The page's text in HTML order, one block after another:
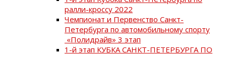
ралли-кроссу 2022
Чемпионат и Первенство Санкт-
Петербурга по автомобильному спорту
«Полидрайв» 3 этап
1-й этап КУБКА САНКТ-ПЕТЕРБУРГА ПО